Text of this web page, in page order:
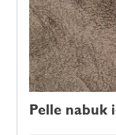
Pelle nabuk